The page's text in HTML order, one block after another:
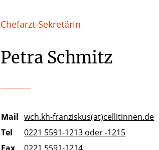
Chefarzt-Sekretärin
Petra Schmitz
Mail wch.kh-franziskus(at)cellitinnen.de
Tel
0221 5591-1213 oder -1215